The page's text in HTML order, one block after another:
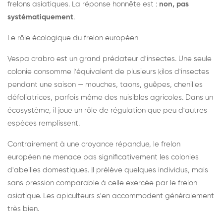
frelons asiatiques. La réponse honnête est : non, pas
systématiquement.
Le rôle écologique du frelon européen
Vespa crabro est un grand prédateur d'insectes. Une seule
colonie consomme l'équivalent de plusieurs kilos d'insectes
pendant une saison — mouches, taons, guêpes, chenilles
défoliatrices, parfois même des nuisibles agricoles. Dans un
écosystème, il joue un rôle de régulation que peu d'autres
espèces remplissent.
Contrairement à une croyance répandue, le frelon
européen ne menace pas significativement les colonies
d'abeilles domestiques. Il prélève quelques individus, mais
sans pression comparable à celle exercée par le frelon
asiatique. Les apiculteurs s'en accommodent généralement
très bien.